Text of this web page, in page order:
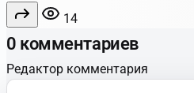
14
0 комментариев
Редактор комментария